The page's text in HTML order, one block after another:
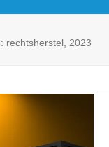
rechtsherstel, 2023